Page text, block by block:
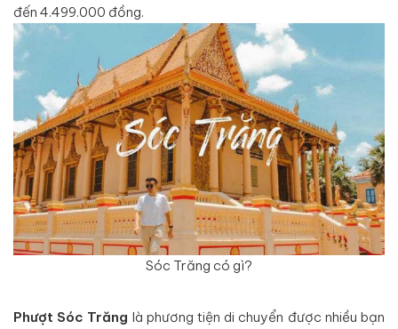
đến 4.499.000 đồng.
Sóc Trăng có gì?
Phượt Sóc Trăng là phương tiện di chuyển được nhiều bạn